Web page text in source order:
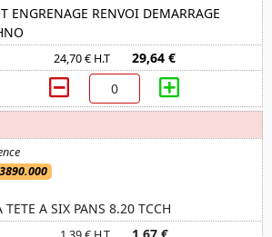
ENGRENAGE RENVOI DEMARRAGE
24,70 € H.T 29,64 €
TETE A SIX PANS 8.20 TCCH